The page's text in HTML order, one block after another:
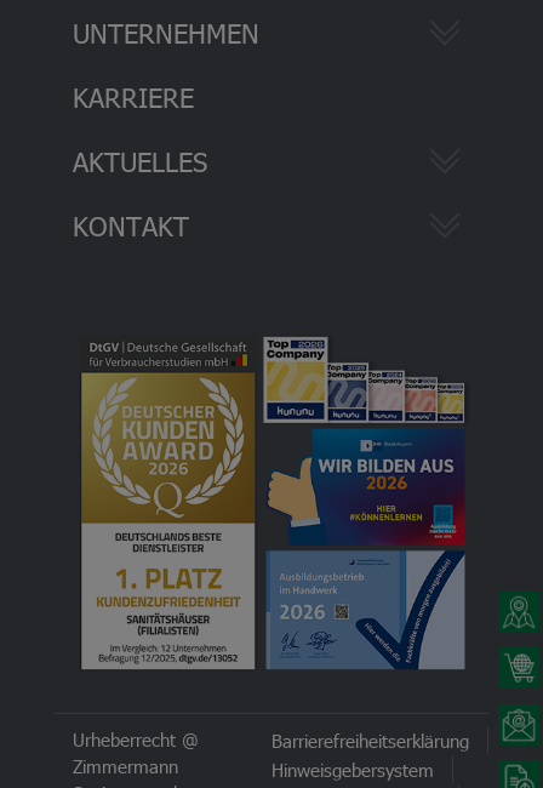
KARRIERE
UNTERNEHMEN
AKTUELLES
KONTAKT
Urheberrecht @
Zimmermann
Barrierefreiheitserklärung
Hinweisgebersystem